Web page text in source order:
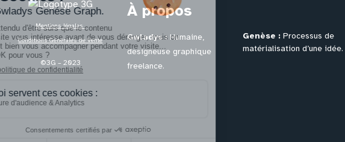
Mentions légales
Conditions Générales de Vente
©3G – 2023
À propos
Gwladys :Humaine,
designeuse graphique
freelance.
Genèse : Processus de
matérialisation d’une idée.